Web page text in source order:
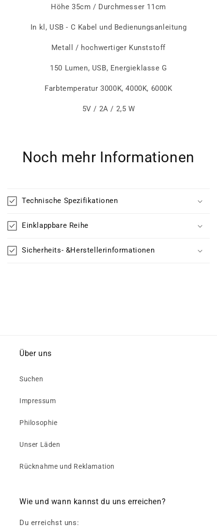
Höhe 35cm / Durchmesser 11cm
In kl, USB - C Kabel und Bedienungsanleitung
Metall / hochwertiger Kunststoff
150 Lumen, USB, Energieklasse G
Farbtemperatur 3000K, 4000K, 6000K
5V / 2A / 2,5 W
Noch mehr Informationen
Technische Spezifikationen
Einklappbare Reihe
Sicherheits- &Herstellerinformationen
Über uns
Suchen
Impressum
Philosophie
Unser Läden
Rücknahme und Reklamation
Wie und wann kannst du uns erreichen?
Du erreichst uns: